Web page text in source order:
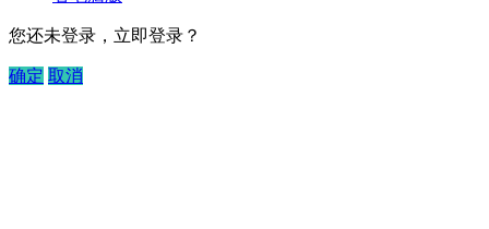
您还未登录，立即登录？
确定 取消